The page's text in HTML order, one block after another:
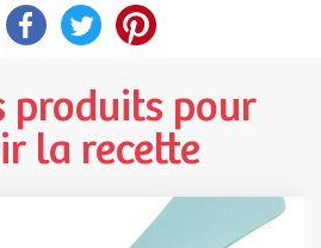
produits pour
la recette